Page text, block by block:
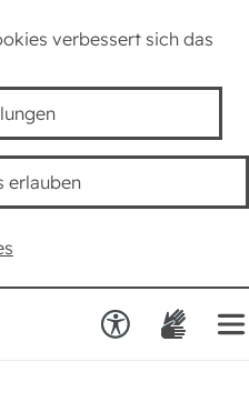
verbessert sich das
erlauben